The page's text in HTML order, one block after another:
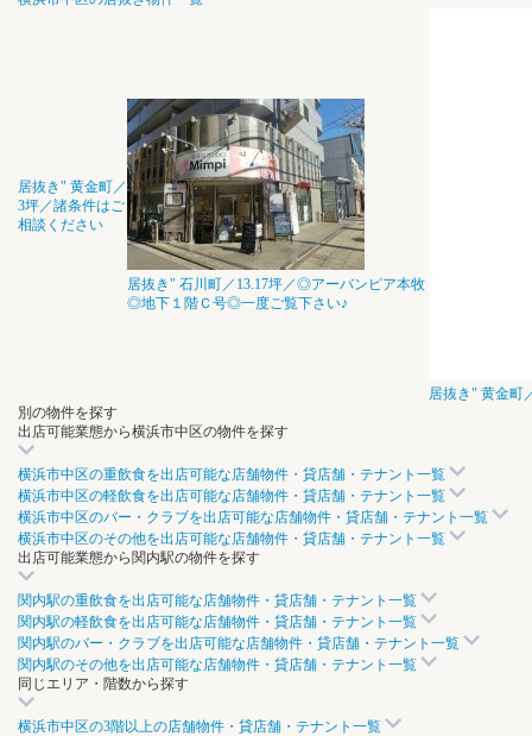
居抜き" 黄金町／
3坪／諸条件はご
相談ください
居抜き" 石川町／13.17坪／◎アーバンピア本牧
◎地下１階Ｃ号◎一度ご覧下さい♪
居抜き" 黄金町
別の物件を探す
出店可能業態から横浜市中区の物件を探す
横浜市中区の重飲食を出店可能な店舗物件・貸店舗・テナント一覧
横浜市中区の軽飲食を出店可能な店舗物件・貸店舗・テナント一覧
横浜市中区のバー・クラブを出店可能な店舗物件・貸店舗・テナント一覧
横浜市中区のその他を出店可能な店舗物件・貸店舗・テナント一覧
出店可能業態から関内駅の物件を探す
関内駅の重飲食を出店可能な店舗物件・貸店舗・テナント一覧
関内駅の軽飲食を出店可能な店舗物件・貸店舗・テナント一覧
関内駅のバー・クラブを出店可能な店舗物件・貸店舗・テナント一覧
関内駅のその他を出店可能な店舗物件・貸店舗・テナント一覧
同じエリア・階数から探す
横浜市中区の3階以上の店舗物件・貸店舗・テナント一覧